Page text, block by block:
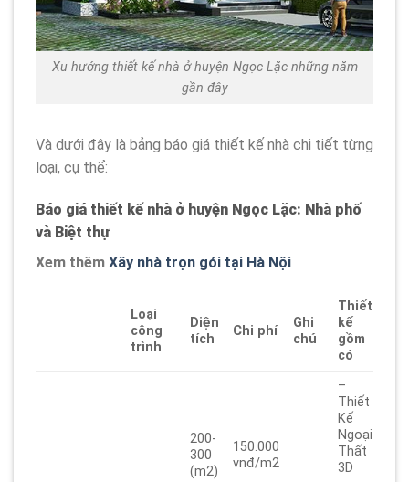
Xu hướng thiết kế nhà ở huyện Ngọc Lặc những năm
gần đây
Và dưới đây là bảng báo giá thiết kế nhà chi tiết từng
loại, cụ thể:
Báo giá thiết kế nhà ở huyện Ngọc Lặc: Nhà phố
và Biệt thự
Xem thêm Xây nhà trọn gói tại Hà Nội
Loại
công
trình
Diện
tích
Chi phí
Ghi
chú
Thiết
kế
gồm
có
200-
300
(m2)
150.000
vnđ/m2
–
Thiết
Kế
Ngoại
Thất
3D